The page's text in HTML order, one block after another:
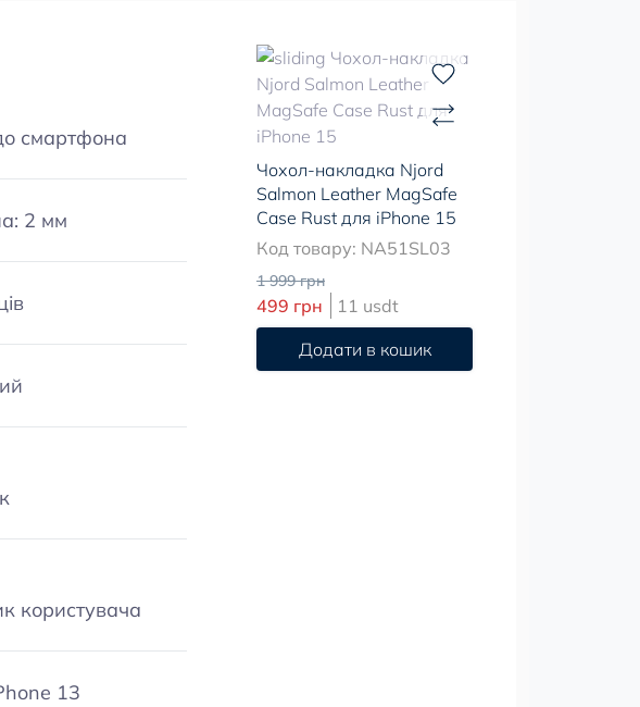
смартфона
2 мм
користувача
13
Чохол-накладка Njord
Salmon Leather MagSafe
Case Rust для iPhone 15
Код товару: NA51SL03
1 999 грн
499 грн
11 usdt
Додати в кошик